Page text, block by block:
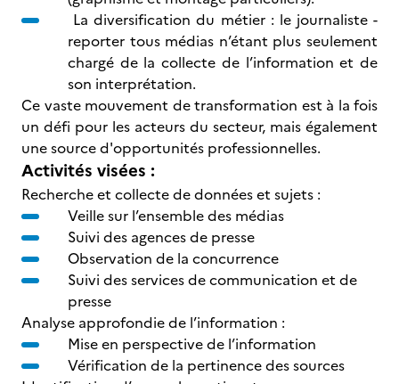
La diversification du métier : le journaliste -
reporter tous médias n’étant plus seulement
chargé de la collecte de l’information et de
son interprétation.
Ce vaste mouvement de transformation est à la fois
un défi pour les acteurs du secteur, mais également
une source d'opportunités professionnelles.
Activités visées :
Recherche et collecte de données et sujets :
Veille sur l’ensemble des médias
Suivi des agences de presse
Observation de la concurrence
Suivi des services de communication et de
presse
Analyse approfondie de l’information :
Mise en perspective de l’information
Vérification de la pertinence des sources